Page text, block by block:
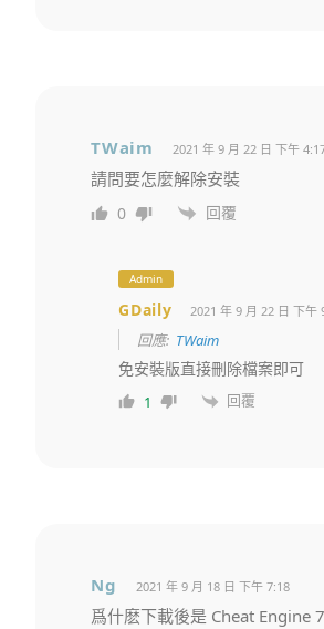
TWaim 2021 年 9 月 22 日 下午
請問要怎麼解除安裝
0 回覆
Admin
GDaily 2021 年 9 月 22 日 下午
回應: TWaim
免安裝版直接刪除檔案即可
1 回覆
Ng 2021 年 9 月 18 日 下午 7:18
爲什麽下載後是 Cheat Engine